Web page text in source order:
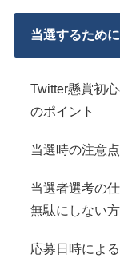
当選するために
Twitter懸賞初
のポイント
当選時の注意点
当選者選考の
無駄にしない
応募日時によ